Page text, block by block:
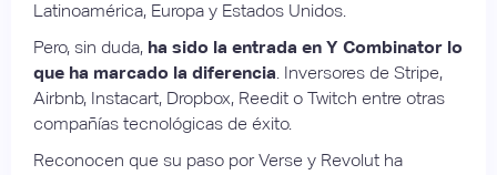
Latinoamérica, Europa y Estados Unidos.
Pero, sin duda, ha sido la entrada en Y Combinator lo
que ha marcado la diferencia. Inversores de Stripe,
Airbnb, Instacart, Dropbox, Reedit o Twitch entre otras
compañías tecnológicas de éxito.
Reconocen que su paso por Verse y Revolut ha